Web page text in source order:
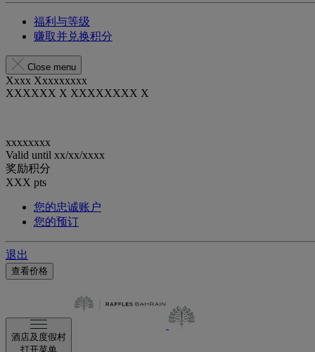
福利与等级
赚取并兑换积分
Close menu
Xxxx Xxxxxxxxx
XXXXXX X XXXXXXXX X
xxxxxxxx
Valid until xx/xx/xxxx
奖励积分
XXX pts
您的忠诚账户
您的预订
退出
查看价格
酒店及度假村
打开菜单